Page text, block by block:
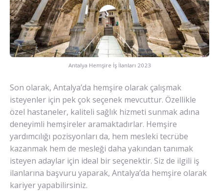
Antalya Hemşire İş İlanları 2023
Son olarak, Antalya’da hemşire olarak çalışmak
isteyenler için pek çok seçenek mevcuttur. Özellikle
özel hastaneler, kaliteli sağlık hizmeti sunmak adına
deneyimli hemşireler aramaktadırlar. Hemşire
yardımcılığı pozisyonları da, hem mesleki tecrübe
kazanmak hem de mesleği daha yakından tanımak
isteyen adaylar için ideal bir seçenektir. Siz de ilgili iş
ilanlarına başvuru yaparak, Antalya’da hemşire olarak
kariyer yapabilirsiniz.